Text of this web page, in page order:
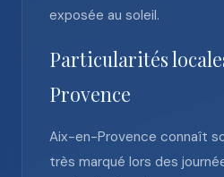
exposée au soleil.
Particularités
Provence
Aix-en-Provence connaît
très marqué lors des